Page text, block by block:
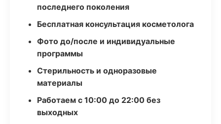
последнего поколения
Бесплатная консультация косметолога
Фото до/после и индивидуальные
программы
Стерильность и одноразовые
материалы
Работаем с 10:00 до 22:00 без
выходных